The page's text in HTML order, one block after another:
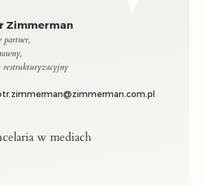
Zimmerman
partner,
restrukturyzacyjny
w mediach